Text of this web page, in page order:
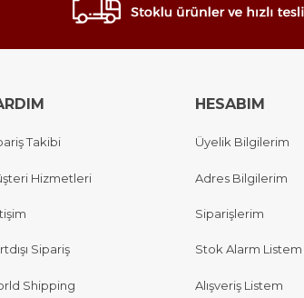
Takibi
Hizmetleri
Sipariş
Shipping
HESABIM
Üyelik Bilgilerim
Adres Bilgilerim
Siparişlerim
Stok Alarm Listem
Alışveriş Listem